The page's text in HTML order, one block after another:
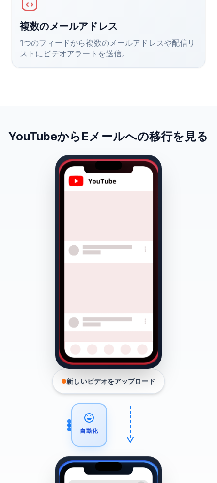
複数のメールアドレス
1つのフィードから複数のメールアドレスや配信リ
ストにビデオアラートを送信。
YouTubeからEメールへの移行を見る
新しいビデオをアップロード
自動化